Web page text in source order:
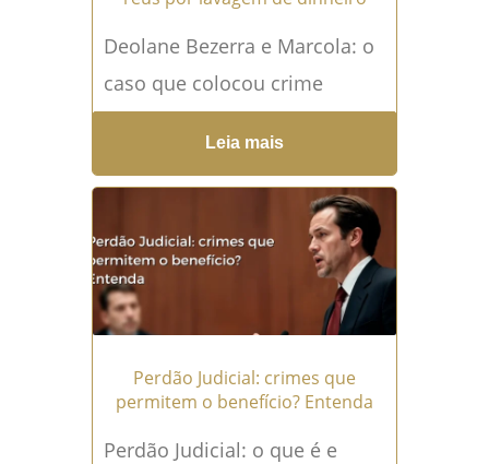
Deolane Bezerra e Marcola: o
caso que colocou crime
organizado, fama e dinheiro
sob análise da Justiça A Justiça
de São Paulo...Leia mais →
Leia mais
Perdão Judicial: crimes que
permitem o benefício? Entenda
Perdão Judicial: o que é e